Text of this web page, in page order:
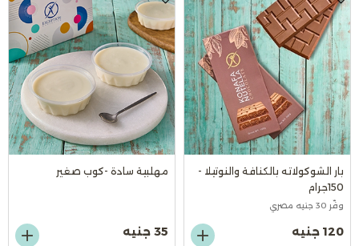
بار الشوكولاته بالكنافة والنوتيلا -
150جرام
وفّر 30 جنيه مصري
120 جنيه
مهلبية سادة -كوب صغير
35 جنيه